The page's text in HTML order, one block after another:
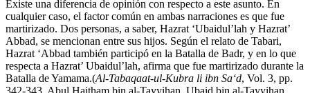
Existe una diferencia de opinión con respecto a este asunto. En
cualquier caso, el factor común en ambas narraciones es que fue
martirizado. Dos personas, a saber, Hazrat ‘Ubaidul’lah y Hazrat’
Abbad, se mencionan entre sus hijos. Según el relato de Tabari,
Hazrat ‘Abbad también participó en la Batalla de Badr, y en lo que
respecta a Hazrat’ Ubaidul’lah, afirma que fue martirizado durante la
Batalla de Yamama.(Al-Tabaqaat-ul-Kubra li ibn Sa‘d, Vol. 3, pp.
342-343, Abul Haitham bin al-Tayyihan, Ubaid bin al-Tayyihan,